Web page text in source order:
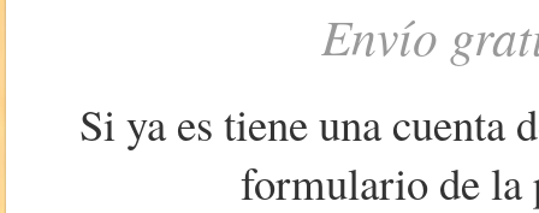
Envío
Si ya es tiene una cuenta
formulario de la